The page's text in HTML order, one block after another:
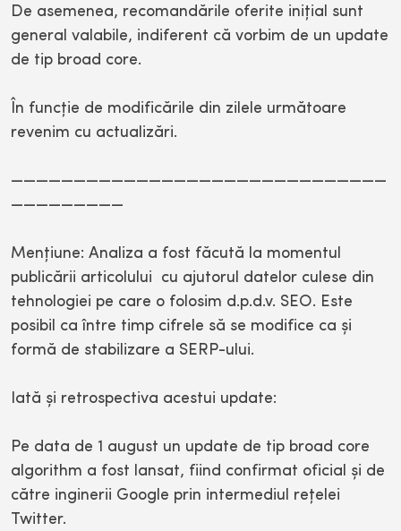
De asemenea, recomandările oferite iniţial sunt
general valabile, indiferent că vorbim de un update
de tip broad core.
În funcţie de modificările din zilele următoare
revenim cu actualizări.
——————————————————————————————
—————————
Menţiune: Analiza a fost făcută la momentul
publicării articolului cu ajutorul datelor culese din
tehnologiei pe care o folosim d.p.d.v. SEO. Este
posibil ca între timp cifrele să se modifice ca şi
formă de stabilizare a SERP-ului.
Iată şi retrospectiva acestui update:
Pe data de 1 august un update de tip broad core
algorithm a fost lansat, fiind confirmat oficial şi de
către inginerii Google prin intermediul reţelei
Twitter.